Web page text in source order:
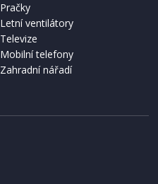
Pračky
Letní ventilátory
Televize
Mobilní telefony
Zahradní nářadí